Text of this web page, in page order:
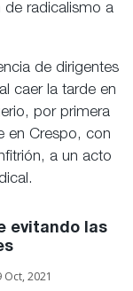
de radicalismo a
de dirigentes
caer la tarde en
por primera
en Crespo, con
a un acto
evitando las
Oct, 2021